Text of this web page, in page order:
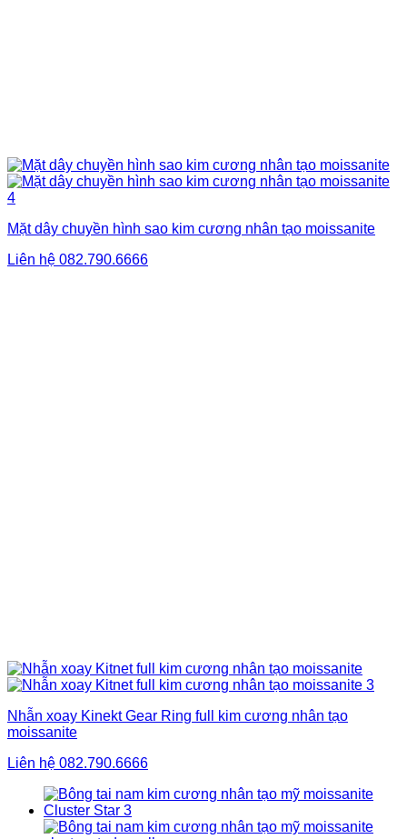
Mặt dây chuyền hình sao kim cương nhân tạo moissanite
Liên hệ 082.790.6666
Nhẫn xoay Kinekt Gear Ring full kim cương nhân tạo
moissanite
Liên hệ 082.790.6666